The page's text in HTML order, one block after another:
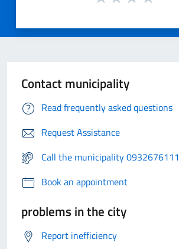
Contact municipality
Read frequently asked questions
Request Assistance
Call the municipality 0932676111
Book an appointment
problems in the city
Report inefficiency